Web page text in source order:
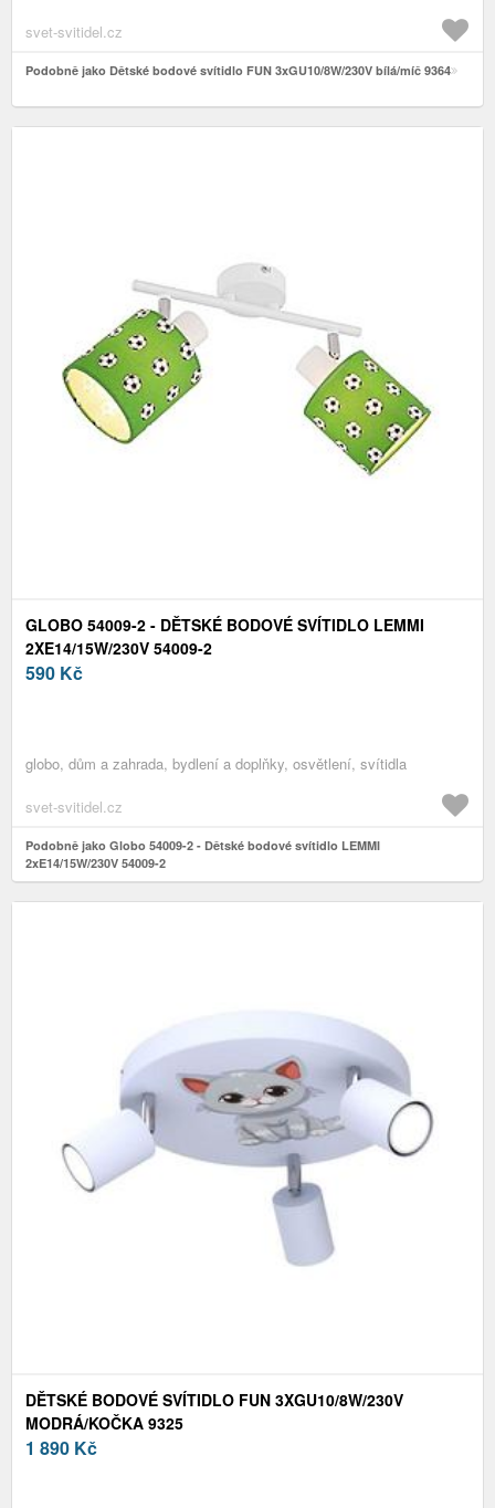
svet-svitidel.cz
Podobně jako Dětské bodové svítidlo FUN 3xGU10/8W/230V bílá/míč 9364
GLOBO 54009-2 - DĚTSKÉ BODOVÉ SVÍTIDLO LEMMI
2XE14/15W/230V 54009-2
590 Kč
globo, dům a zahrada, bydlení a doplňky, osvětlení, svítidla
svet-svitidel.cz
Podobně jako Globo 54009-2 - Dětské bodové svítidlo LEMMI
2xE14/15W/230V 54009-2
DĚTSKÉ BODOVÉ SVÍTIDLO FUN 3XGU10/8W/230V
MODRÁ/KOČKA 9325
1 890 Kč